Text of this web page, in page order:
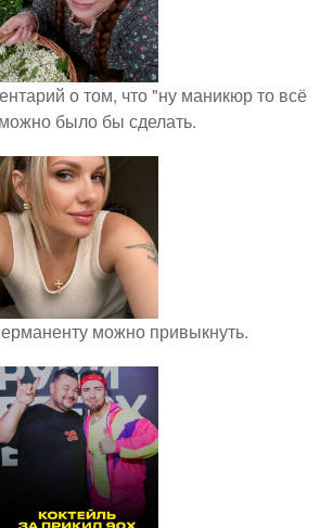
о том, что "ну маникюр то всё
было бы сделать.
можно привыкнуть.